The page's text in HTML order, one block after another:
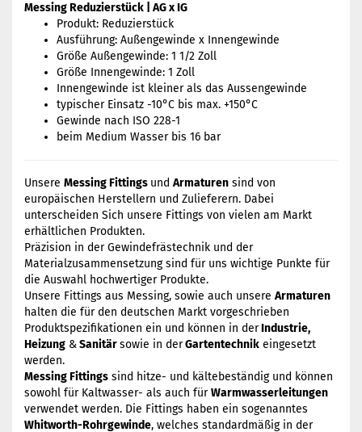
Messing Reduzierstück | AG x IG
Produkt: Reduzierstück
Ausführung: Außengewinde x Innengewinde
Größe Außengewinde: 1 1/2 Zoll
Größe Innengewinde: 1 Zoll
Innengewinde ist kleiner als das Aussengewinde
typischer Einsatz -10°C bis max. +150°C
Gewinde nach ISO 228-1
beim Medium Wasser bis 16 bar
Unsere Messing Fittings und Armaturen sind von
europäischen Herstellern und Zulieferern. Dabei
unterscheiden Sich unsere Fittings von vielen am Markt
erhältlichen Produkten.
Präzision in der Gewindefrästechnik und der
Materialzusammensetzung sind für uns wichtige Punkte für
die Auswahl hochwertiger Produkte.
Unsere Fittings aus Messing, sowie auch unsere Armaturen
halten die für den deutschen Markt vorgeschrieben
Produktspezifikationen ein und können in derIndustrie,
Heizung &Sanitärsowie in derGartentechnik eingesetzt
werden.
Messing Fittings sind hitze- und kältebeständig und können
sowohl für Kaltwasser- als auch fürWarmwasserleitungen
verwendet werden. Die Fittings haben ein sogenanntes
Whitworth-Rohrgewinde, welches standardmäßig in der